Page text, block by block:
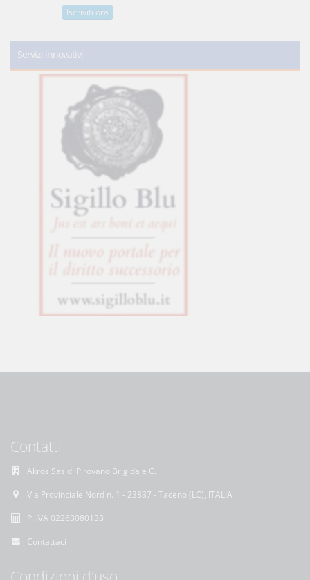
Iscriviti ora
Servizi innovativi
Contatti
Akros Sas di Pirovano Brigida e C.
Via Provinciale Nord n. 1 - 23837 - Taceno (LC), ITALIA
P. IVA 02263080133
Contattaci
Condizioni d'uso